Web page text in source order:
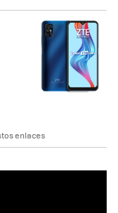
enlaces